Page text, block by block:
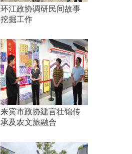
环江政协调研民间故事
挖掘工作
来宾市政协建言壮锦传
承及农文旅融合